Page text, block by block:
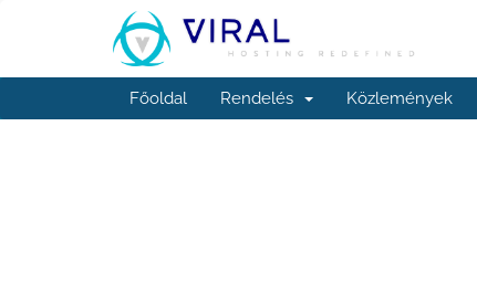
Főoldal Rendelés Közlemények